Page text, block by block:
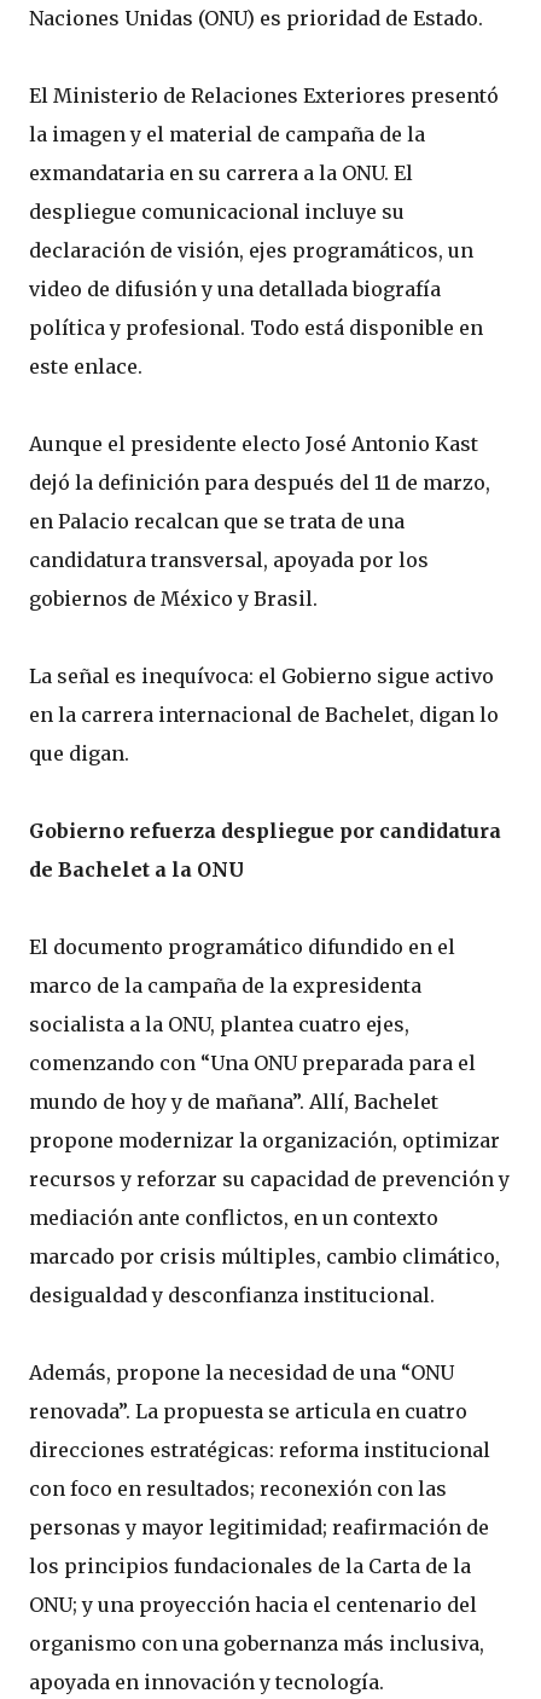
Naciones Unidas (ONU) es prioridad de Estado.
El Ministerio de Relaciones Exteriores presentó
la imagen y el material de campaña de la
exmandataria en su carrera a la ONU. El
despliegue comunicacional incluye su
declaración de visión, ejes programáticos, un
video de difusión y una detallada biografía
política y profesional. Todo está disponible en
este enlace.
Aunque el presidente electo José Antonio Kast
dejó la definición para después del 11 de marzo,
en Palacio recalcan que se trata de una
candidatura transversal, apoyada por los
gobiernos de México y Brasil.
La señal es inequívoca: el Gobierno sigue activo
en la carrera internacional de Bachelet, digan lo
que digan.
Gobierno refuerza despliegue por candidatura
de Bachelet a la ONU
El documento programático difundido en el
marco de la campaña de la expresidenta
socialista a la ONU, plantea cuatro ejes,
comenzando con “Una ONU preparada para el
mundo de hoy y de mañana”. Allí, Bachelet
propone modernizar la organización, optimizar
recursos y reforzar su capacidad de prevención y
mediación ante conflictos, en un contexto
marcado por crisis múltiples, cambio climático,
desigualdad y desconfianza institucional.
Además, propone la necesidad de una “ONU
renovada”. La propuesta se articula en cuatro
direcciones estratégicas: reforma institucional
con foco en resultados; reconexión con las
personas y mayor legitimidad; reafirmación de
los principios fundacionales de la Carta de la
ONU; y una proyección hacia el centenario del
organismo con una gobernanza más inclusiva,
apoyada en innovación y tecnología.